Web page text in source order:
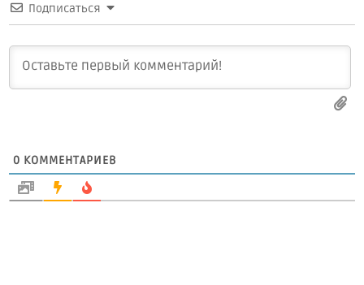
Подписаться
0 КОММЕНТАРИЕВ